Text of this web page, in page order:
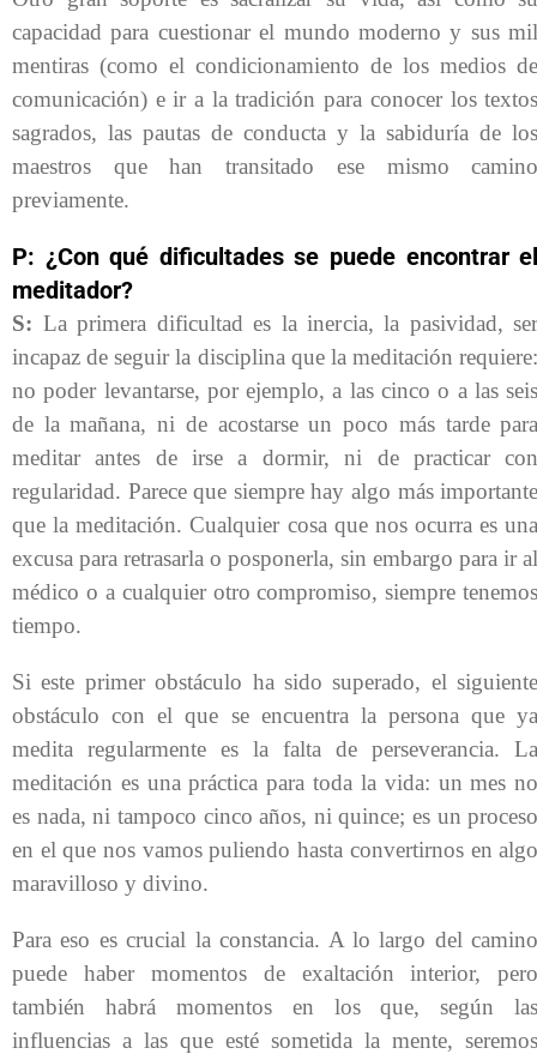
capacidad para cuestionar el mundo moderno y sus
mentiras (como el condicionamiento de los medios
comunicación) e ir a la tradición para conocer los
sagrados, las pautas de conducta y la sabiduría de
maestros que han transitado ese mismo
previamente.
P: ¿Con qué dificultades se puede encontrar
meditador?
S: La primera dificultad es la inercia, la pasividad,
incapaz de seguir la disciplina que la meditación
no poder levantarse, por ejemplo, a las cinco o a las
de la mañana, ni de acostarse un poco más tarde
meditar antes de irse a dormir, ni de practicar
regularidad. Parece que siempre hay algo más
que la meditación. Cualquier cosa que nos ocurra es
excusa para retrasarla o posponerla, sin embargo para ir
médico o a cualquier otro compromiso, siempre
tiempo.
Si este primer obstáculo ha sido superado, el
obstáculo con el que se encuentra la persona que
medita regularmente es la falta de perseverancia.
meditación es una práctica para toda la vida: un mes
es nada, ni tampoco cinco años, ni quince; es un
en el que nos vamos puliendo hasta convertirnos en
maravilloso y divino.
Para eso es crucial la constancia. A lo largo del
puede haber momentos de exaltación interior,
también habrá momentos en los que, según
influencias a las que esté sometida la mente,